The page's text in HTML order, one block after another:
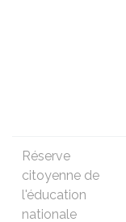
Réserve
citoyenne de
l'éducation
nationale